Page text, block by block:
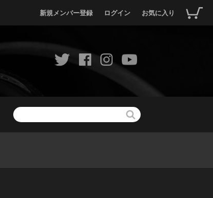
新規メンバー登録 ログイン お気に入り